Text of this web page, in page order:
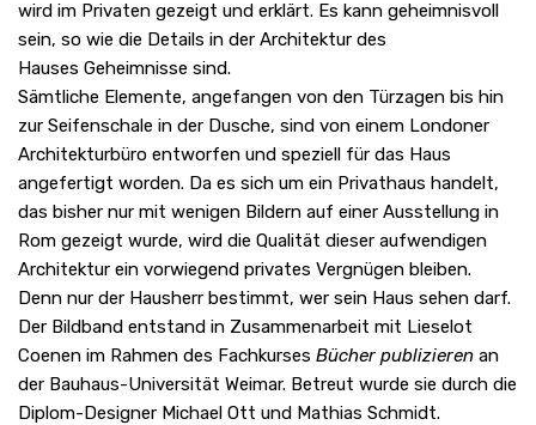
wird im Privaten gezeigt und erklärt. Es kann geheimnisvoll
sein, so wie die Details in der Architektur des
Hauses Geheimnisse sind.
Sämtliche Elemente, angefangen von den Türzagen bis hin
zur Seifenschale in der Dusche, sind von einem Londoner
Architekturbüro entworfen und speziell für das Haus
angefertigt worden. Da es sich um ein Privathaus handelt,
das bisher nur mit wenigen Bildern auf einer Ausstellung in
Rom gezeigt wurde, wird die Qualität dieser aufwendigen
Architektur ein vorwiegend privates Vergnügen bleiben.
Denn nur der Hausherr bestimmt, wer sein Haus sehen darf.
Der Bildband entstand in Zusammenarbeit mit Lieselot
Coenen im Rahmen des Fachkurses Bücher publizieren an
der Bauhaus-Universität Weimar. Betreut wurde sie durch die
Diplom-Designer Michael Ott und Mathias Schmidt.